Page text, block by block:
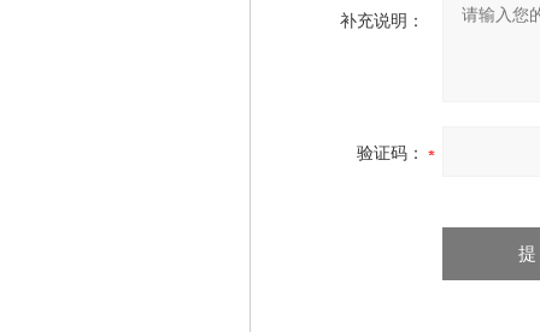
补充说明：
验证码：